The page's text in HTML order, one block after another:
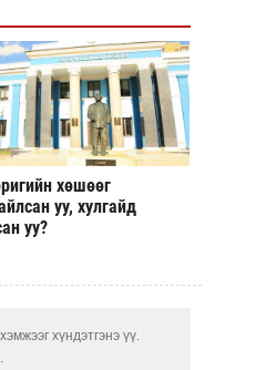
хөшөөг
уу, хулгайд
уу?
хүндэтгэнэ үү.